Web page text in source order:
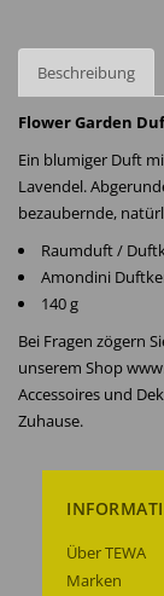
Beschreibung
Flower Garden
Ein blumiger Duft
Lavendel.
bezaubernde,
Raumduft /
Amondini
140 g
Bei Fragen zögern
unserem Shop
Accessoires und
Zuhause.
Über TEWA
Marken